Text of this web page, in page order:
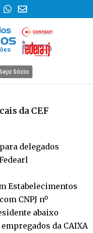
Sócio
da CEF
delegados
Estabelecimentos
CNPJ nº
abaixo
da CAIXA